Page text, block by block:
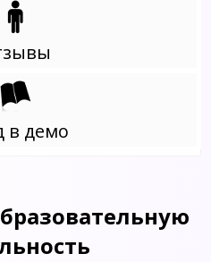
в демо